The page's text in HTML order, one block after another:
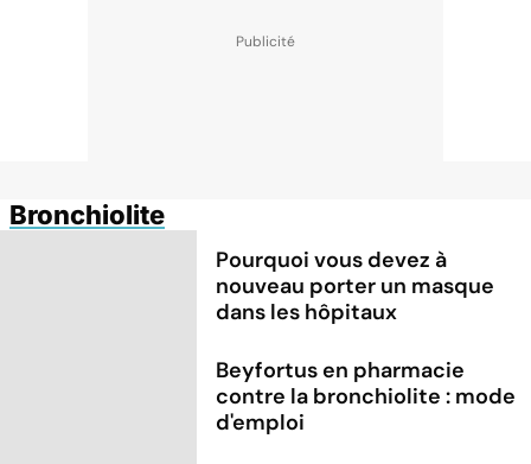
Bronchiolite
Pourquoi vous devez à
nouveau porter un masque
dans les hôpitaux
Beyfortus en pharmacie
contre la bronchiolite : mode
d'emploi